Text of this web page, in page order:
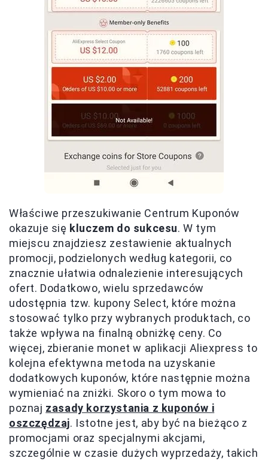
Właściwe przeszukiwanie Centrum Kuponów
okazuje się kluczem do sukcesu. W tym
miejscu znajdziesz zestawienie aktualnych
promocji, podzielonych według kategorii, co
znacznie ułatwia odnalezienie interesujących
ofert. Dodatkowo, wielu sprzedawców
udostępnia tzw. kupony Select, które można
stosować tylko przy wybranych produktach, co
także wpływa na finalną obniżkę ceny. Co
więcej, zbieranie monet w aplikacji Aliexpress to
kolejna efektywna metoda na uzyskanie
dodatkowych kuponów, które następnie można
wymieniać na zniżki. Skoro o tym mowa to
poznaj zasady korzystania z kuponów i
oszczędzaj. Istotne jest, aby być na bieżąco z
promocjami oraz specjalnymi akcjami,
szczególnie w czasie dużych wyprzedaży, takich